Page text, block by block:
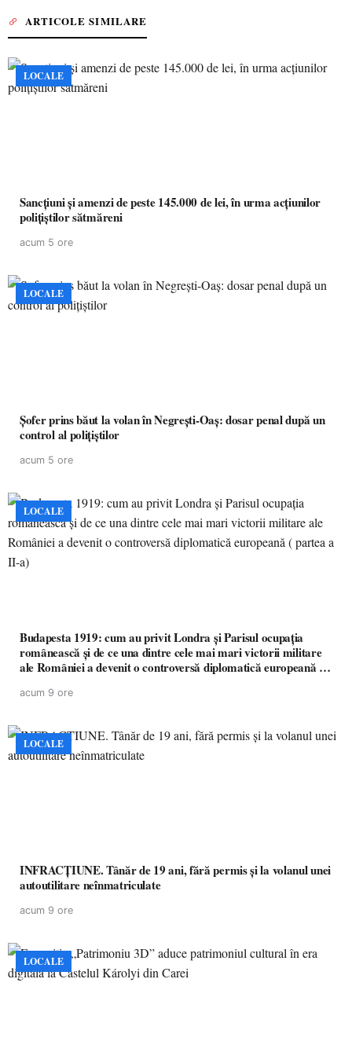
ARTICOLE SIMILARE
LOCALE
Sancțiuni și amenzi de peste 145.000 de lei, în urma acțiunilor
polițiștilor sătmăreni
acum 5 ore
LOCALE
Șofer prins băut la volan în Negrești-Oaș: dosar penal după un
control al polițiștilor
acum 5 ore
LOCALE
Budapesta 1919: cum au privit Londra și Parisul ocupația
românească și de ce una dintre cele mai mari victorii militare
ale României a devenit o controversă diplomatică europeană (
acum 9 ore
LOCALE
INFRACȚIUNE. Tânăr de 19 ani, fără permis și la volanul unei
autoutilitare neînmatriculate
acum 9 ore
LOCALE